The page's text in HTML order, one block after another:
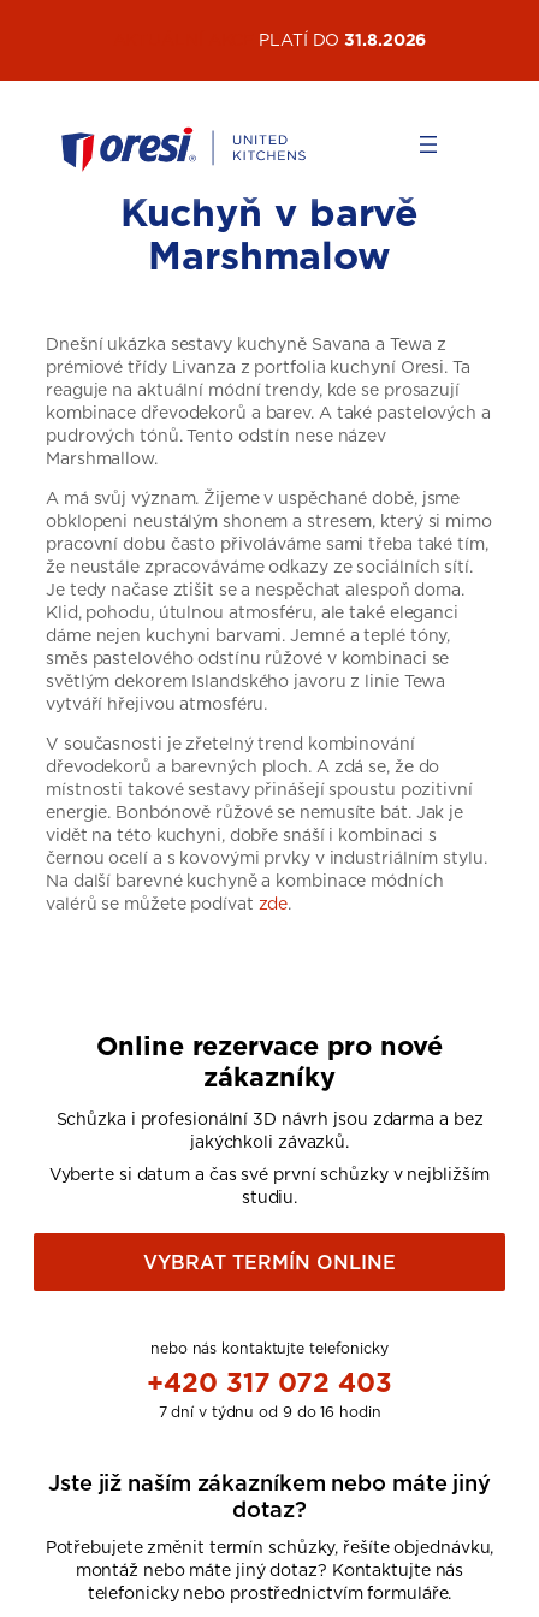
PLATÍ DO31.8.2026
Kuchyň v barvě
Marshmalow
Dnešní ukázka sestavy kuchyně Savana a Tewa z
prémiové třídy Livanza z portfolia kuchyní Oresi. Ta
reaguje na aktuální módní trendy, kde se prosazují
kombinace dřevodekorů a barev. A také pastelových a
pudrových tónů. Tento odstín nese název
Marshmallow.
A má svůj význam. Žijeme v uspěchané době, jsme
obklopeni neustálým shonem a stresem, který si mimo
pracovní dobu často přivoláváme sami třeba také tím,
že neustále zpracováváme odkazy ze sociálních sítí.
Je tedy načase ztišit se a nespěchat alespoň doma.
Klid, pohodu, útulnou atmosféru, ale také eleganci
dáme nejen kuchyni barvami. Jemné a teplé tóny,
směs pastelového odstínu růžové v kombinaci se
světlým dekorem Islandského javoru z linie Tewa
vytváří hřejivou atmosféru.
V současnosti je zřetelný trend kombinování
dřevodekorů a barevných ploch. A zdá se, že do
místnosti takové sestavy přinášejí spoustu pozitivní
energie. Bonbónově růžové se nemusíte bát. Jak je
vidět na této kuchyni, dobře snáší i kombinaci s
černou ocelí a s kovovými prvky v industriálním stylu.
Na další barevné kuchyně a kombinace módních
valérů se můžete podívat zde.
Online rezervace pro nové
zákazníky
Schůzka i profesionální 3D návrh jsou zdarma a bez
jakýchkoli závazků.
Vyberte si datum a čas své první schůzky v nejbližším
studiu.
VYBRAT TERMÍN ONLINE
nebo nás kontaktujte telefonicky
+420 317 072 403
7 dní v týdnu od 9 do 16 hodin
Jste již naším zákazníkem nebo máte jiný
dotaz?
Potřebujete změnit termín schůzky, řešíte objednávku,
montáž nebo máte jiný dotaz? Kontaktujte nás
telefonicky nebo prostřednictvím formuláře.